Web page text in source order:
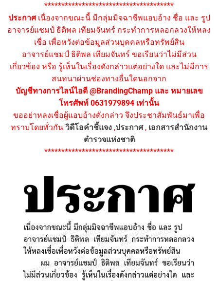
**************************************
ประกาศเนื่องจากขณะนี้ มีกลุ่มมิจฉาชีพแอบอ้าง ชื่อ และ รูป
อาจารย์แชมป์ ธิติพล เทียมจันทร์ กระทำการหลอกลวงให้หลง
เชื่อ เพื่อหวังต่อข้อมูลส่วนบุคคลหรือทรัพย์สิน
อาจารย์แชมป์ ธิติพล เทียมจันทร์ ขอเรียนว่าไม่มีส่วน
เกี่ยวข้อง หรือ รู้เห็นในเรื่องดังกล่าวแต่อย่างใด และไม่มีการ
สนทนาผ่านช่องทางอื่นใดนอกจาก
บัญชีทางการไลน์ไอดี @BrandingChamp และ หมายเลข
โทรศัพท์ 0631979894 เท่านั้น
ขออย่าหลงเชื่อผู้แอบอ้างดังกล่าว จึงประชาสัมพันธ์มาเพื่อ
ทราบโดยทั่วกัน วิดีโอคำชี้แจง ,ประกาศ, เอกสารสำนักงาน
ตำรวจแห่งชาติ
**************************************